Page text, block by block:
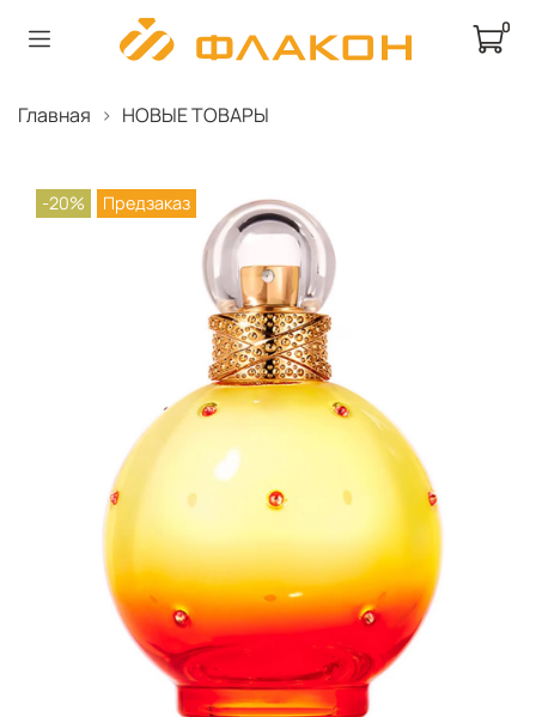
0
Главная НОВЫЕ ТОВАРЫ
-20% Предзаказ